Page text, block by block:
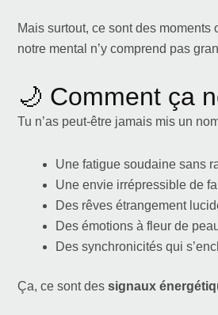
Mais surtout, ce sont des moments
notre mental n’y comprend pas
🌙 Comment ça
Tu n’as peut-être jamais mis un
Une fatigue soudaine sans
Une envie irrépressible de
Des rêves étrangement
Des émotions à fleur de
Des synchronicités qui
Ça, ce sont des signaux